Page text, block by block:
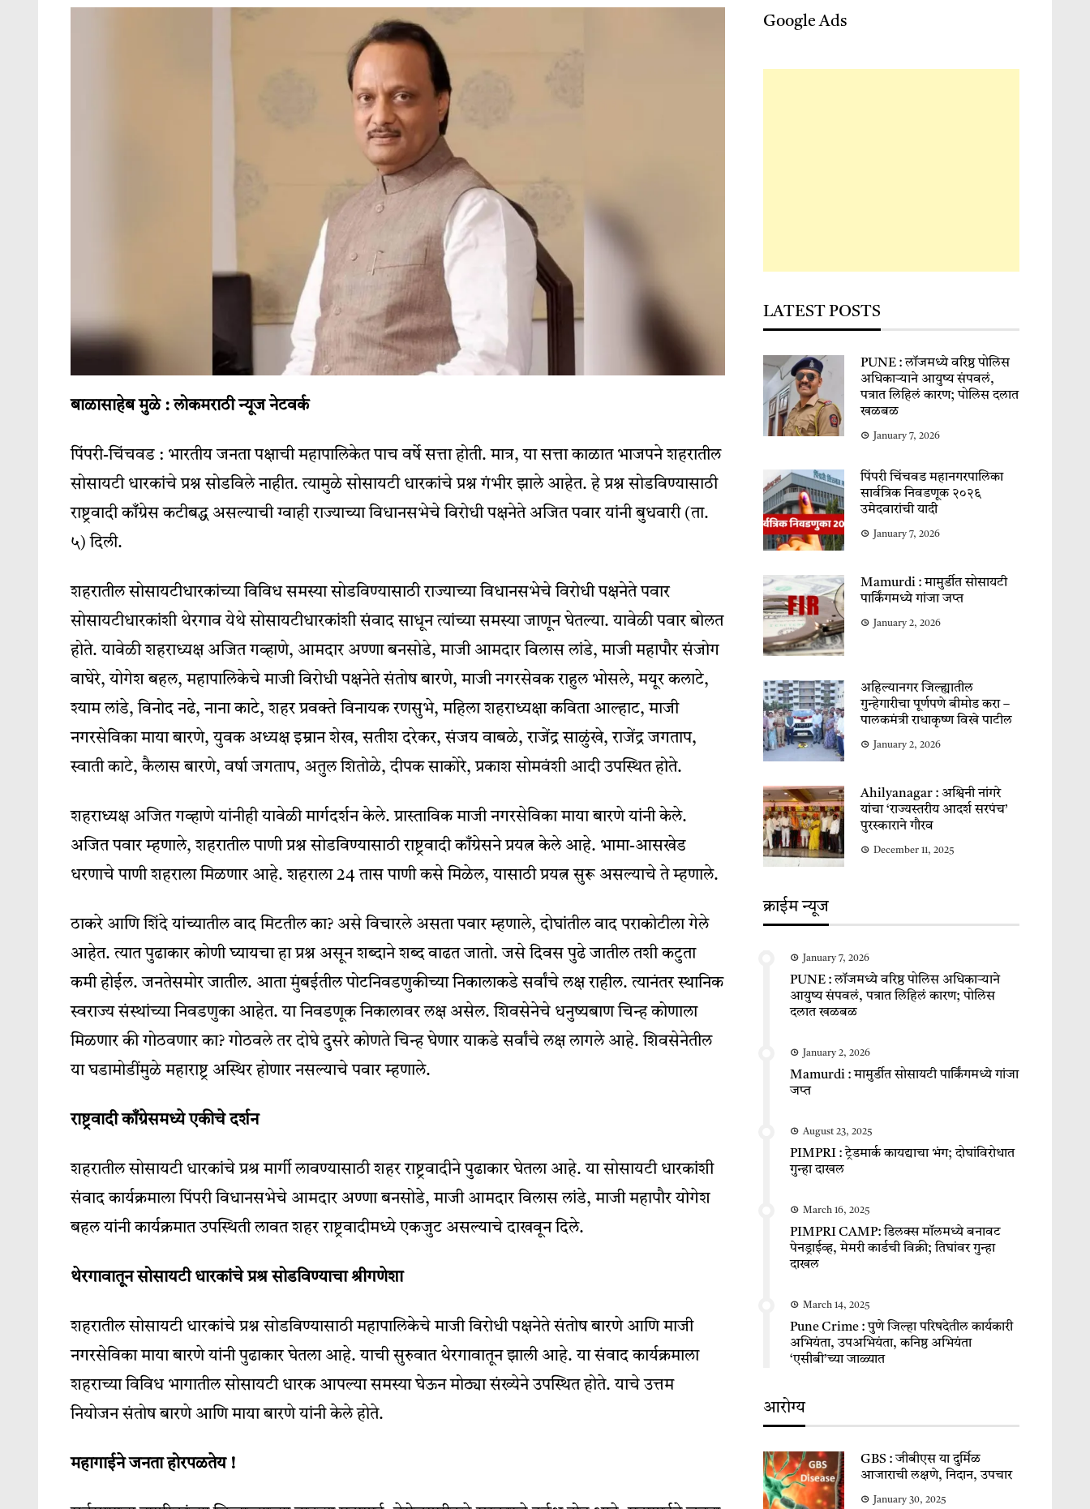
बाळासाहेब मुळे : लोकमराठी न्यूज नेटवर्क
पिंपरी-चिंचवड : भारतीय जनता पक्षाची महापालिकेत पाच वर्षे सत्ता होती. मात्र, या सत्ता काळात भाजपने शहरातील
सोसायटी धारकांचे प्रश्न सोडविले नाहीत. त्यामुळे सोसायटी धारकांचे प्रश्न गंभीर झाले आहेत. हे प्रश्न सोडविण्यासाठी
राष्ट्रवादी काँग्रेस कटीबद्ध असल्याची ग्वाही राज्याच्या विधानसभेचे विरोधी पक्षनेते अजित पवार यांनी बुधवारी (ता.
५) दिली.
शहरातील सोसायटीधारकांच्या विविध समस्या सोडविण्यासाठी राज्याच्या विधानसभेचे विरोधी पक्षनेते पवार
सोसायटीधारकांशी थेरगाव येथे सोसायटीधारकांशी संवाद साधून त्यांच्या समस्या जाणून घेतल्या. यावेळी पवार बोलत
होते. यावेळी शहराध्यक्ष अजित गव्हाणे, आमदार अण्णा बनसोडे, माजी आमदार विलास लांडे, माजी महापौर संजोग
वाघेरे, योगेश बहल, महापालिकेचे माजी विरोधी पक्षनेते संतोष बारणे, माजी नगरसेवक राहुल भोसले, मयूर कलाटे,
श्याम लांडे, विनोद नढे, नाना काटे, शहर प्रवक्ते विनायक रणसुभे, महिला शहराध्यक्षा कविता आल्हाट, माजी
नगरसेविका माया बारणे, युवक अध्यक्ष इम्रान शेख, सतीश दरेकर, संजय वाबळे, राजेंद्र साळुंखे, राजेंद्र जगताप,
स्वाती काटे, कैलास बारणे, वर्षा जगताप, अतुल शितोळे, दीपक साकोरे, प्रकाश सोमवंशी आदी उपस्थित होते.
शहराध्यक्ष अजित गव्हाणे यांनीही यावेळी मार्गदर्शन केले. प्रास्ताविक माजी नगरसेविका माया बारणे यांनी केले.
अजित पवार म्हणाले, शहरातील पाणी प्रश्न सोडविण्यासाठी राष्ट्रवादी काँग्रेसने प्रयत्न केले आहे. भामा-आसखेड
धरणाचे पाणी शहराला मिळणार आहे. शहराला 24 तास पाणी कसे मिळेल, यासाठी प्रयत्न सुरू असल्याचे ते म्हणाले.
ठाकरे आणि शिंदे यांच्यातील वाद मिटतील का? असे विचारले असता पवार म्हणाले, दोघांतील वाद पराकोटीला गेले
आहेत. त्यात पुढाकार कोणी घ्यायचा हा प्रश्न असून शब्दाने शब्द वाढत जातो. जसे दिवस पुढे जातील तशी कटुता
कमी होईल. जनतेसमोर जातील. आता मुंबईतील पोटनिवडणुकीच्या निकालाकडे सर्वांचे लक्ष राहील. त्यानंतर स्थानिक
स्वराज्य संस्थांच्या निवडणुका आहेत. या निवडणूक निकालावर लक्ष असेल. शिवसेनेचे धनुष्यबाण चिन्ह कोणाला
मिळणार की गोठवणार का? गोठवले तर दोघे दुसरे कोणते चिन्ह घेणार याकडे सर्वांचे लक्ष लागले आहे. शिवसेनेतील
या घडामोडींमुळे महाराष्ट्र अस्थिर होणार नसल्याचे पवार म्हणाले.
राष्ट्रवादी काँग्रेसमध्ये एकीचे दर्शन
शहरातील सोसायटी धारकांचे प्रश्र मार्गी लावण्यासाठी शहर राष्ट्रवादीने पुढाकार घेतला आहे. या सोसायटी धारकांशी
संवाद कार्यक्रमाला पिंपरी विधानसभेचे आमदार अण्णा बनसोडे, माजी आमदार विलास लांडे, माजी महापौर योगेश
बहल यांनी कार्यक्रमात उपस्थिती लावत शहर राष्ट्रवादीमध्ये एकजुट असल्याचे दाखवून दिले.
थेरगावातून सोसायटी धारकांचे प्रश्र सोडविण्याचा श्रीगणेशा
शहरातील सोसायटी धारकांचे प्रश्न सोडविण्यासाठी महापालिकेचे माजी विरोधी पक्षनेते संतोष बारणे आणि माजी
नगरसेविका माया बारणे यांनी पुढाकार घेतला आहे. याची सुरुवात थेरगावातून झाली आहे. या संवाद कार्यक्रमाला
शहराच्या विविध भागातील सोसायटी धारक आपल्या समस्या घेऊन मोठ्या संख्येने उपस्थित होते. याचे उत्तम
नियोजन संतोष बारणे आणि माया बारणे यांनी केले होते.
महागाईने जनता होरपळतेय !
Google Ads
LATEST POSTS
PUNE : लॉजमध्ये वरिष्ठ पोलिस
अधिकाऱ्याने आयुष्य संपवलं,
पत्रात लिहिलं कारण; पोलिस दलात
खळबळ
January 7, 2026
पिंपरी चिंचवड महानगरपालिका
सार्वत्रिक निवडणूक २०२६
उमेदवारांची यादी
January 7, 2026
Mamurdi : मामुर्डीत सोसायटी
पार्किंगमध्ये गांजा जप्त
January 2, 2026
अहिल्यानगर जिल्ह्यातील
गुन्हेगारीचा पूर्णपणे बीमोड करा –
पालकमंत्री राधाकृष्ण विखे पाटील
January 2, 2026
Ahilyanagar : अश्विनी नांगरे
यांचा ‘राज्यस्तरीय आदर्श सरपंच’
पुरस्काराने गौरव
December 11, 2025
क्राईम न्यूज
January 7, 2026
PUNE : लॉजमध्ये वरिष्ठ पोलिस अधिकाऱ्याने
आयुष्य संपवलं, पत्रात लिहिलं कारण; पोलिस
दलात खळबळ
January 2, 2026
Mamurdi : मामुर्डीत सोसायटी पार्किंगमध्ये गांजा
जप्त
August 23, 2025
PIMPRI : ट्रेडमार्क कायद्याचा भंग; दोघांविरोधात
गुन्हा दाखल
March 16, 2025
PIMPRI CAMP: डिलक्स मॉलमध्ये बनावट
पेनड्राईव्ह, मेमरी कार्डची विक्री; तिघांवर गुन्हा
दाखल
March 14, 2025
Pune Crime : पुणे जिल्हा परिषदेतील कार्यकारी
अभियंता, उपअभियंता, कनिष्ठ अभियंता
‘एसीबी’च्या जाळ्यात
आरोग्य
GBS : जीबीएस या दुर्मिळ
आजाराची लक्षणे, निदान, उपचार
January 30, 2025